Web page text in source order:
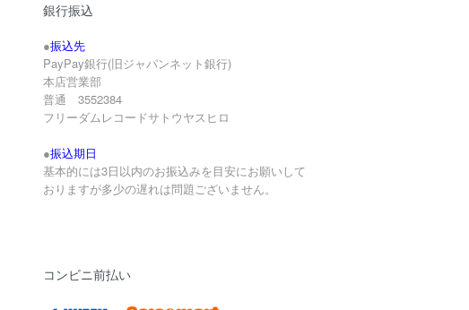
銀行振込
●振込先
PayPay銀行(旧ジャパンネット銀行)
本店営業部
普通 3552384
フリーダムレコードサトウヤスヒロ
●振込期日
基本的には3日以内のお振込みを目安にお願いして
おりますが多少の遅れは問題ございません。
コンビニ前払い